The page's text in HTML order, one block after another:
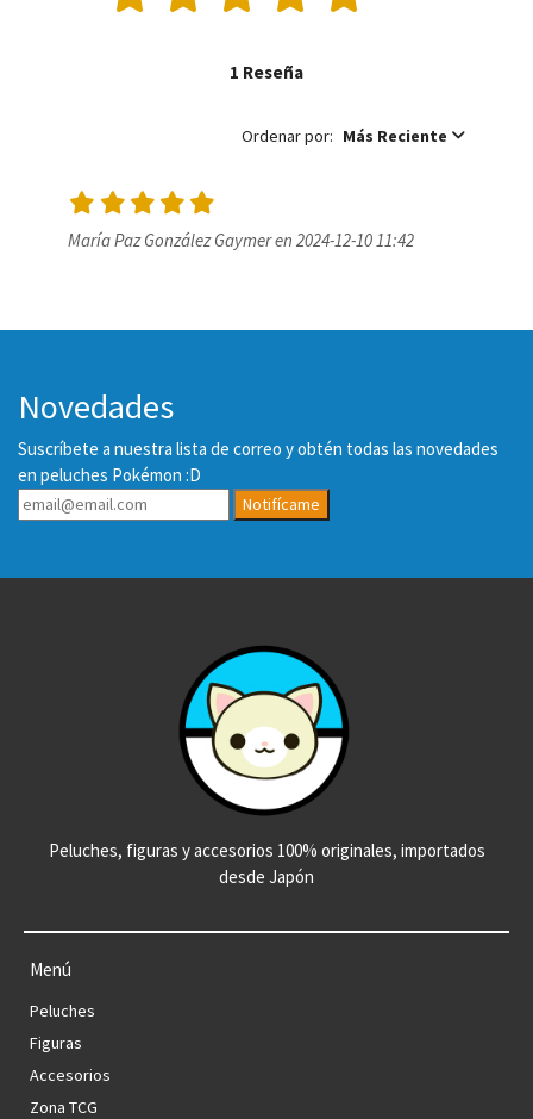
1 Reseña
Ordenar por: Más Reciente
María Paz González Gaymer en 2024-12-10 11:42
Novedades
Suscríbete a nuestra lista de correo y obtén todas las novedades
en peluches Pokémon :D
Notifícame
Peluches, figuras y accesorios 100% originales, importados
desde Japón
Menú
Peluches
Figuras
Accesorios
Zona TCG